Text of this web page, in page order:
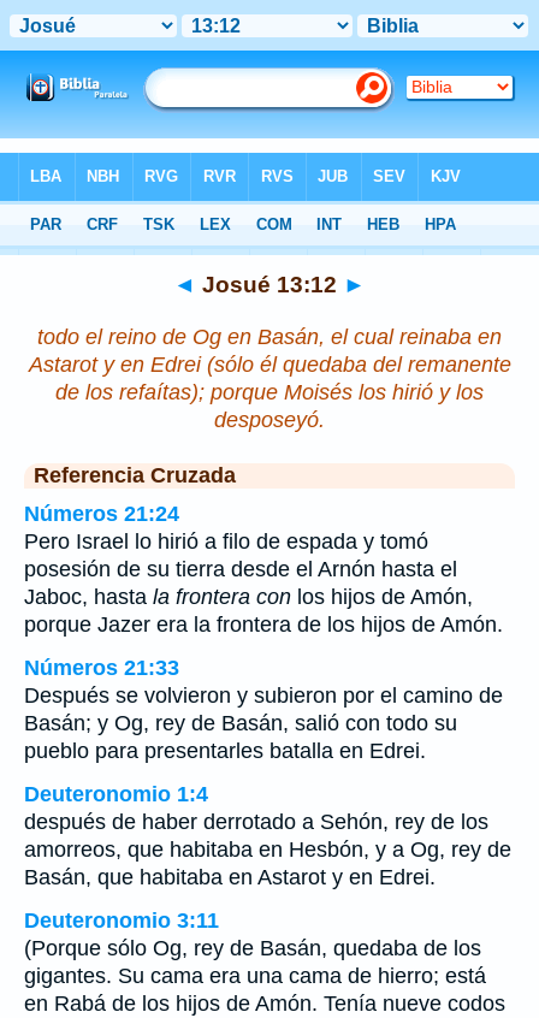
>Josué > Capítulo 13> Verso 12
◄ Josué 13:12 ►
todo el reino de Og en Basán, el cual reinaba en
Astarot y en Edrei (sólo él quedaba del remanente
de los refaítas); porque Moisés los hirió y los
desposeyó.
Referencia Cruzada
Números 21:24
Pero Israel lo hirió a filo de espada y tomó
posesión de su tierra desde el Arnón hasta el
Jaboc, hasta la frontera con los hijos de Amón,
porque Jazer era la frontera de los hijos de Amón.
Números 21:33
Después se volvieron y subieron por el camino de
Basán; y Og, rey de Basán, salió con todo su
pueblo para presentarles batalla en Edrei.
Deuteronomio 1:4
después de haber derrotado a Sehón, rey de los
amorreos, que habitaba en Hesbón, y a Og, rey de
Basán, que habitaba en Astarot y en Edrei.
Deuteronomio 3:11
(Porque sólo Og, rey de Basán, quedaba de los
gigantes. Su cama era una cama de hierro; está
en Rabá de los hijos de Amón. Tenía nueve codos